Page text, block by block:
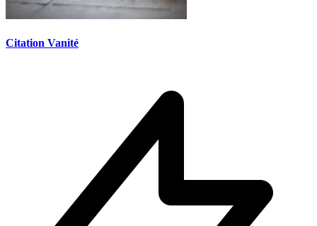
Citation Vanité